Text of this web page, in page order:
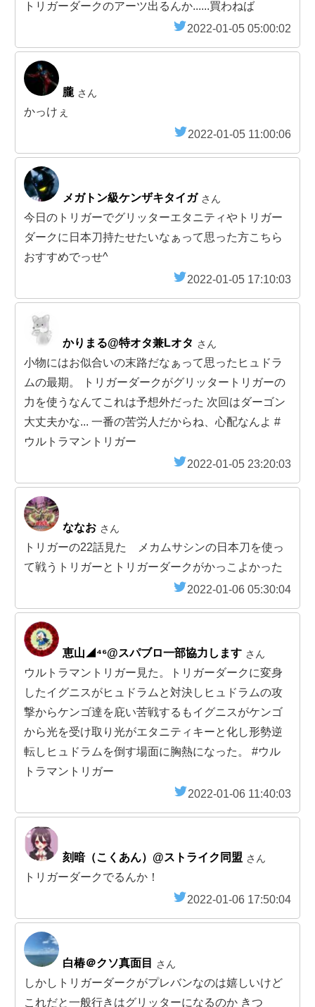
トリガーダークのアーツ出るんか......買わねば
2022-01-05 05:00:02
朧 さん
かっけぇ
2022-01-05 11:00:06
メガトン級ケンザキタイガ さん
今日のトリガーでグリッターエタニティやトリガー
ダークに日本刀持たせたいなぁって思った方こちら
おすすめでっせ^
2022-01-05 17:10:03
かりまる@特オタ兼Lオタ さん
小物にはお似合いの末路だなぁって思ったヒュドラ
ムの最期。 トリガーダークがグリッタートリガーの
力を使うなんてこれは予想外だった 次回はダーゴン
大丈夫かな... 一番の苦労人だからね、心配なんよ #
ウルトラマントリガー
2022-01-05 23:20:03
ななお さん
トリガーの22話見た メカムサシンの日本刀を使っ
て戦うトリガーとトリガーダークがかっこよかった
2022-01-06 05:30:04
恵山◢⁴⁶@スパブロ一部協力します さん
ウルトラマントリガー見た。トリガーダークに変身
したイグニスがヒュドラムと対決しヒュドラムの攻
撃からケンゴ達を庇い苦戦するもイグニスがケンゴ
から光を受け取り光がエタニティキーと化し形勢逆
転しヒュドラムを倒す場面に胸熱になった。 #ウル
トラマントリガー
2022-01-06 11:40:03
刻暗（こくあん）@ストライク同盟 さん
トリガーダークでるんか！
2022-01-06 17:50:04
白椿＠クソ真面目 さん
しかしトリガーダークがプレバンなのは嬉しいけど
これだと一般行きはグリッターになるのか きつ